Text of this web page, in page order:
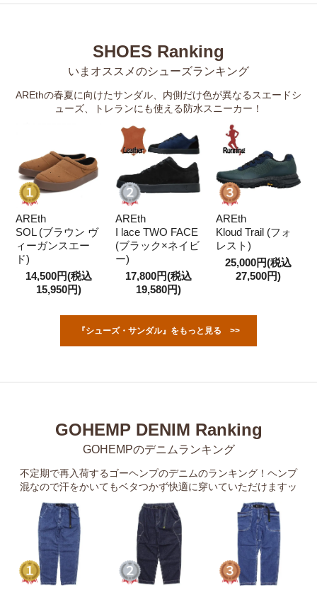
SHOES Ranking
いまオススメのシューズランキング
AREthの春夏に向けたサンダル、内側だけ色が異なるスエードシ
ューズ、トレランにも使える防水スニーカー！
AREth
SOL (ブラウン ヴ
ィーガンスエー
ド)
14,500円(税込
15,950円)
AREth
I lace TWO FACE
(ブラック×ネイビ
ー)
17,800円(税込
19,580円)
AREth
Kloud Trail (フォ
レスト)
25,000円(税込
27,500円)
『シューズ・サンダル』をもっと見る >>
GOHEMP DENIM Ranking
GOHEMPのデニムランキング
不定期で再入荷するゴーヘンプのデニムのランキング！ヘンプ
混なので汗をかいてもベタつかず快適に穿いていただけますッ